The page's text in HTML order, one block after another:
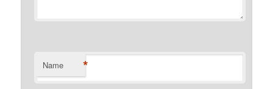
Name *